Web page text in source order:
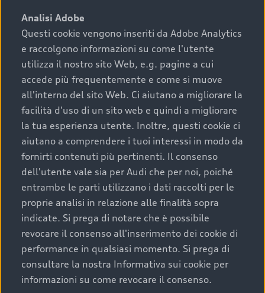
Analisi Adobe
Questi cookie vengono inseriti da Adobe Analytics
e raccolgono informazioni su come l'utente
utilizza il nostro sito Web, e.g. pagine a cui
accede più frequentemente e come si muove
all'interno del sito Web. Ci aiutano a migliorare la
facilità d'uso di un sito web e quindi a migliorare
la tua esperienza utente. Inoltre, questi cookie ci
aiutano a comprendere i tuoi interessi in modo da
fornirti contenuti più pertinenti. Il consenso
dell'utente vale sia per Audi che per noi, poiché
entrambe le parti utilizzano i dati raccolti per le
proprie analisi in relazione alle finalità sopra
indicate. Si prega di notare che è possibile
revocare il consenso all'inserimento dei cookie di
performance in qualsiasi momento. Si prega di
consultare la nostra Informativa sui cookie per
informazioni su come revocare il consenso.
finanziamento, tutta la libertà di scegliere se
completare l’acquisto, sostituirla o restituirla.
Scopri di più
Audi Premium Care
Per la tua nuova Audi, entro la data di
immatricolazione della vettura, puoi attivare il
Piano Premium Care. Scopri i cinque diversi livelli